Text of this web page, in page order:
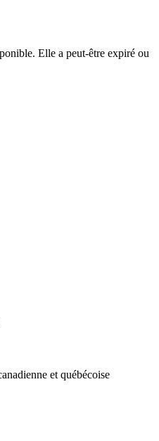
Elle a peut-être expiré ou
et québécoise